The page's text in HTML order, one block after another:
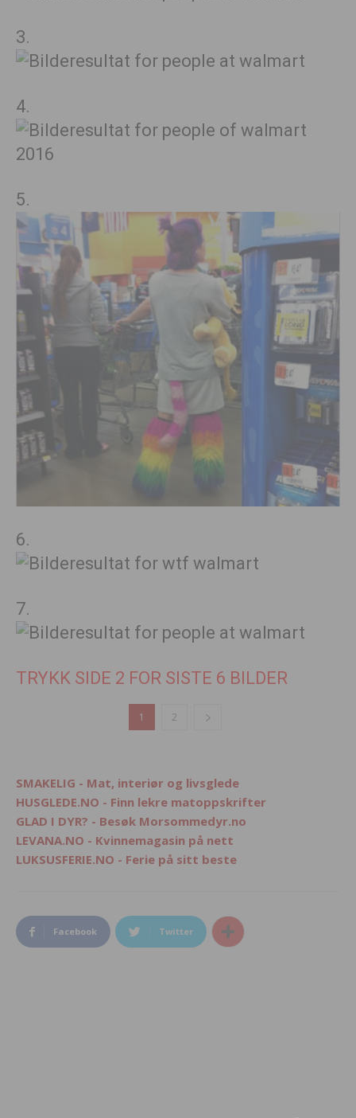
3.
4.
5.
6.
7.
TRYKK SIDE 2 FOR SISTE 6 BILDER
1 2
SMAKELIG - Mat, interiør og livsglede
HUSGLEDE.NO - Finn lekre matoppskrifter
GLAD I DYR? - Besøk Morsommedyr.no
LEVANA.NO - Kvinnemagasin på nett
LUKSUSFERIE.NO - Ferie på sitt beste
Facebook Twitter